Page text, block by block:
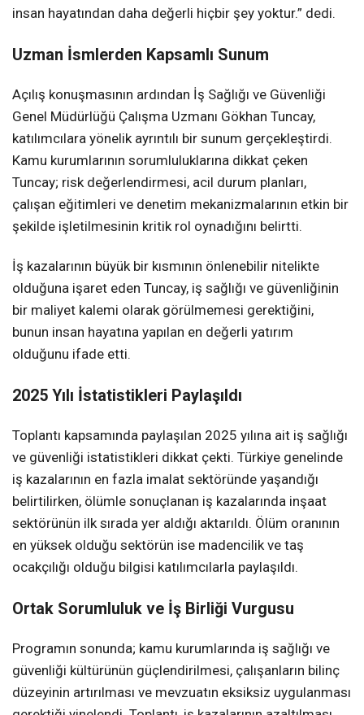
insan hayatından daha değerli hiçbir şey yoktur.” dedi.
Uzman İsmlerden Kapsamlı Sunum
Açılış konuşmasının ardından İş Sağlığı ve Güvenliği
Genel Müdürlüğü Çalışma Uzmanı Gökhan Tuncay,
katılımcılara yönelik ayrıntılı bir sunum gerçekleştirdi.
Kamu kurumlarının sorumluluklarına dikkat çeken
Tuncay; risk değerlendirmesi, acil durum planları,
çalışan eğitimleri ve denetim mekanizmalarının etkin bir
şekilde işletilmesinin kritik rol oynadığını belirtti.
İş kazalarının büyük bir kısmının önlenebilir nitelikte
olduğuna işaret eden Tuncay, iş sağlığı ve güvenliğinin
bir maliyet kalemi olarak görülmemesi gerektiğini,
bunun insan hayatına yapılan en değerli yatırım
olduğunu ifade etti.
2025 Yılı İstatistikleri Paylaşıldı
Toplantı kapsamında paylaşılan 2025 yılına ait iş sağlığı
ve güvenliği istatistikleri dikkat çekti. Türkiye genelinde
iş kazalarının en fazla imalat sektöründe yaşandığı
belirtilirken, ölümle sonuçlanan iş kazalarında inşaat
sektörünün ilk sırada yer aldığı aktarıldı. Ölüm oranının
en yüksek olduğu sektörün ise madencilik ve taş
ocakçılığı olduğu bilgisi katılımcılarla paylaşıldı.
Ortak Sorumluluk ve İş Birliği Vurgusu
Programın sonunda; kamu kurumlarında iş sağlığı ve
güvenliği kültürünün güçlendirilmesi, çalışanların bilinç
düzeyinin artırılması ve mevzuatın eksiksiz uygulanması